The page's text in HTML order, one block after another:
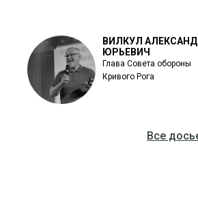
ВИЛКУЛ
ЮРЬЕВИЧ
Глава Совета обороны
Кривого Рога
Все